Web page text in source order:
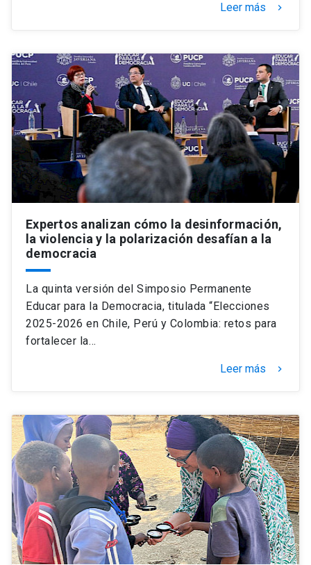
Leer más keyboard_arrow_right
Expertos analizan cómo la desinformación,
la violencia y la polarización desafían a la
democracia
La quinta versión del Simposio Permanente
Educar para la Democracia, titulada “Elecciones
2025-2026 en Chile, Perú y Colombia: retos para
fortalecer la…
Leer más keyboard_arrow_right